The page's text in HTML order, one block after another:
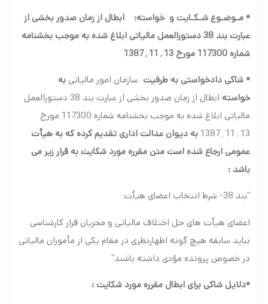
*مـوضـوع شـکـایت و خواسته:
ابطال از زمان صدور بخشی از
عبارت بند 38 دستورالعمل مالیاتی ابلاغ شده به موجب بخشنامه
شماره 117300 مورخ 13
؍ 11؍1387
* شاکی دادخواستی به طرفیت سازمان امور مالیاتی به
خواسته
ابطال از زمان صدور بخشی از عبارت بند 38 دستورالعمل
مالیاتی ابلاغ شده به موجب بخشنامه شماره 117300 مورخ
13؍11؍1387
به دیوان عدالت اداری تقدیم کرده که به هیأت
عمومی ارجاع شده است متن مقرره مورد شکایت به قرار زیر می
باشد :
“بند 38- شرط انتخاب اعضای هیأت
اعضای هیأت های حل اختلاف مالیاتی و مجریان قرار کارشناسی
نباید سابقه هیچ گونه اظهارنظری در مقام یکی از مأموران مالیاتی
در خصوص پرونده مؤدی داشته باشند”
*دلایل شاکی برای ابطال مقرره مورد شکایت :